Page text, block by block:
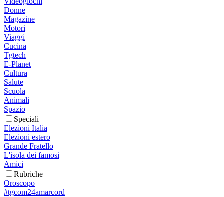
Donne
Magazine
Motori
Viaggi
Cucina
Tgtech
E-Planet
Cultura
Salute
Scuola
Animali
Spazio
Speciali
Elezioni Italia
Elezioni estero
Grande Fratello
L'isola dei famosi
Amici
Rubriche
Oroscopo
#tgcom24amarcord